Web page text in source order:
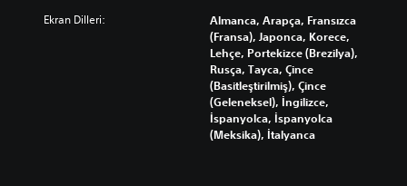
Ekran Dilleri:
Almanca, Arapça, Fransızca
(Fransa), Japonca, Korece,
Lehçe, Portekizce (Brezilya),
Rusça, Tayca, Çince
(Basitleştirilmiş), Çince
(Geleneksel), İngilizce,
İspanyolca, İspanyolca
(Meksika), İtalyanca